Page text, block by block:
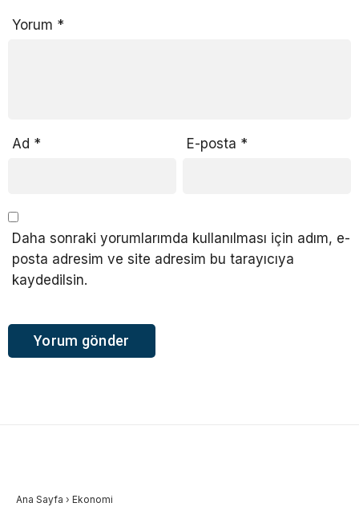
Yorum *
Ad * E-posta *
Daha sonraki yorumlarımda kullanılması için adım, e-
posta adresim ve site adresim bu tarayıcıya
kaydedilsin.
Ana Sayfa › Ekonomi